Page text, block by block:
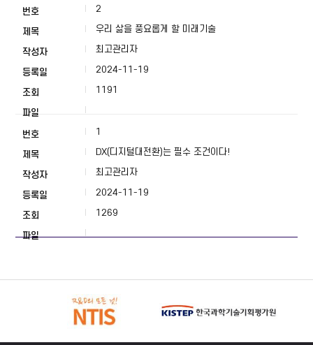
2
우리 삶을 풍요롭게 할 미래기술
최고관리자
2024-11-19
1191
1
DX(디지털대전환)는 필수 조건이다!
최고관리자
2024-11-19
1269